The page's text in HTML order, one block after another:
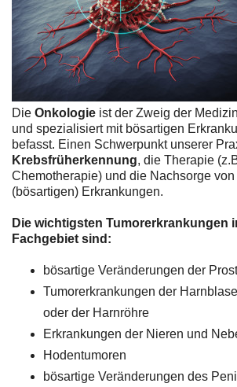
Die Onkologie ist der Zweig der
und spezialisiert mit bösartigen
befasst. Einen Schwerpunkt unserer
Krebsfrüherkennung, die Therapie
Chemotherapie) und die Nachsorge
(bösartigen) Erkrankungen.
Die wichtigsten Tumorerkrankungen
Fachgebiet sind:
bösartige Veränderungen der
Tumorerkrankungen der
oder der Harnröhre
Erkrankungen der Nieren und
Hodentumoren
bösartige Veränderungen des